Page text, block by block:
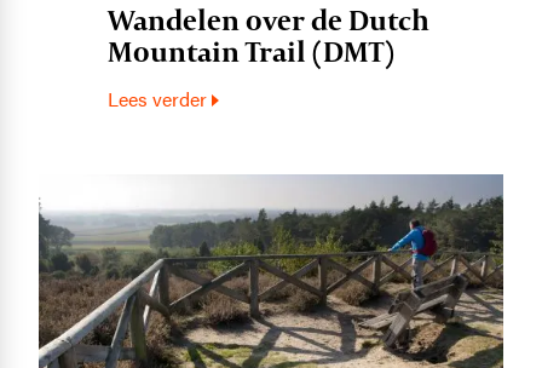
Wandelen over de Dutch
Mountain Trail (DMT)
Lees verder